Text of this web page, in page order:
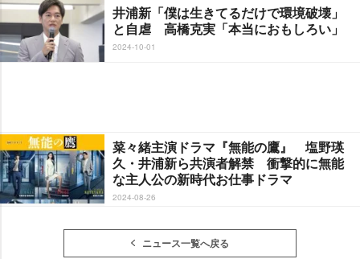
井浦新「僕は生きてるだけで環境破壊」
と自虐 高橋克実「本当におもしろい」
2024-10-01
菜々緒主演ドラマ『無能の鷹』 塩野瑛
久・井浦新ら共演者解禁 衝撃的に無能
な主人公の新時代お仕事ドラマ
2024-08-26
ニュース一覧へ戻る